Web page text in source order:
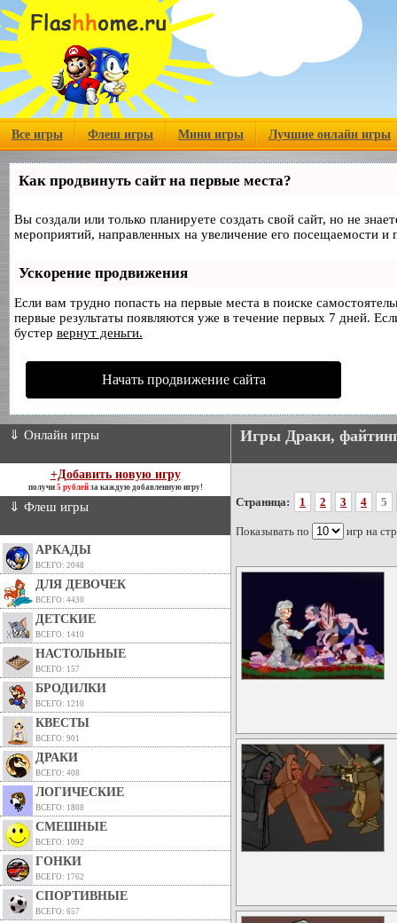
Все игры Флеш игры Мини игры Лучшие онлайн игры
Как продвинуть сайт на первые места?
Вы создали или только планируете создать свой сайт, но не
мероприятий, направленных на увеличение его посещаемости
Ускорение продвижения
Если вам трудно попасть на первые места в поиске
первые результаты появляются уже в течение первых 7 дней.
бустер вернут деньги.
Начать продвижение сайта
⇓ Онлайн игры
+Добавить новую игру
получи 5 рублейза каждую добавленную игру!
⇓ Флеш игры
АРКАДЫ
ВСЕГО: 2048
ДЛЯ ДЕВОЧЕК
ВСЕГО: 4430
ДЕТСКИЕ
ВСЕГО: 1410
НАСТОЛЬНЫЕ
ВСЕГО: 157
БРОДИЛКИ
ВСЕГО: 1210
КВЕСТЫ
ВСЕГО: 901
ДРАКИ
ВСЕГО: 408
ЛОГИЧЕСКИЕ
ВСЕГО: 1808
СМЕШНЫЕ
ВСЕГО: 1092
ГОНКИ
ВСЕГО: 1762
СПОРТИВНЫЕ
ВСЕГО: 657
Игры Драки,
Страница: 1 2 3 4 5
Показывать по игр на